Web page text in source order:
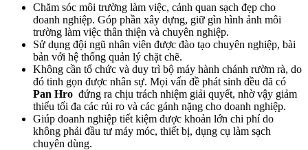
Chăm sóc môi trường làm việc, cảnh quan sạch đẹp cho
doanh nghiệp. Góp phần xây dựng, giữ gìn hình ảnh môi
trường làm việc thân thiện và chuyên nghiệp.
Sử dụng đội ngũ nhân viên được đào tạo chuyên nghiệp, bài
bản với hệ thống quản lý chặt chẽ.
Không cần tổ chức và duy trì bộ máy hành chánh rườm rà, do
đó tinh gọn được nhân sự. Mọi vấn đề phát sinh đều đã có
Pan Hro đứng ra chịu trách nhiệm giải quyết, nhờ vậy giảm
thiểu tối đa các rủi ro và các gánh nặng cho doanh nghiệp.
Giúp doanh nghiệp tiết kiệm được khoản lớn chi phí do
không phải đầu tư máy móc, thiết bị, dụng cụ làm sạch
chuyên dùng.